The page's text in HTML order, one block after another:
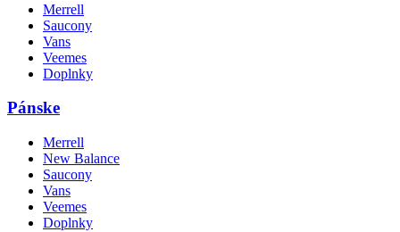
Merrell
Saucony
Vans
Veemes
Doplnky
Pánske
Merrell
New Balance
Saucony
Vans
Veemes
Doplnky